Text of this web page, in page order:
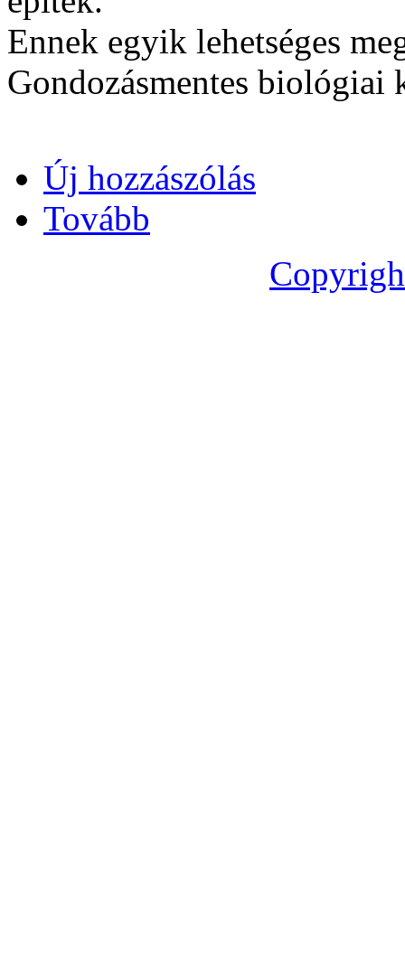
Ennek egyik lehetséges
Gondozásmentes biológiai
Új hozzászólás
Tovább